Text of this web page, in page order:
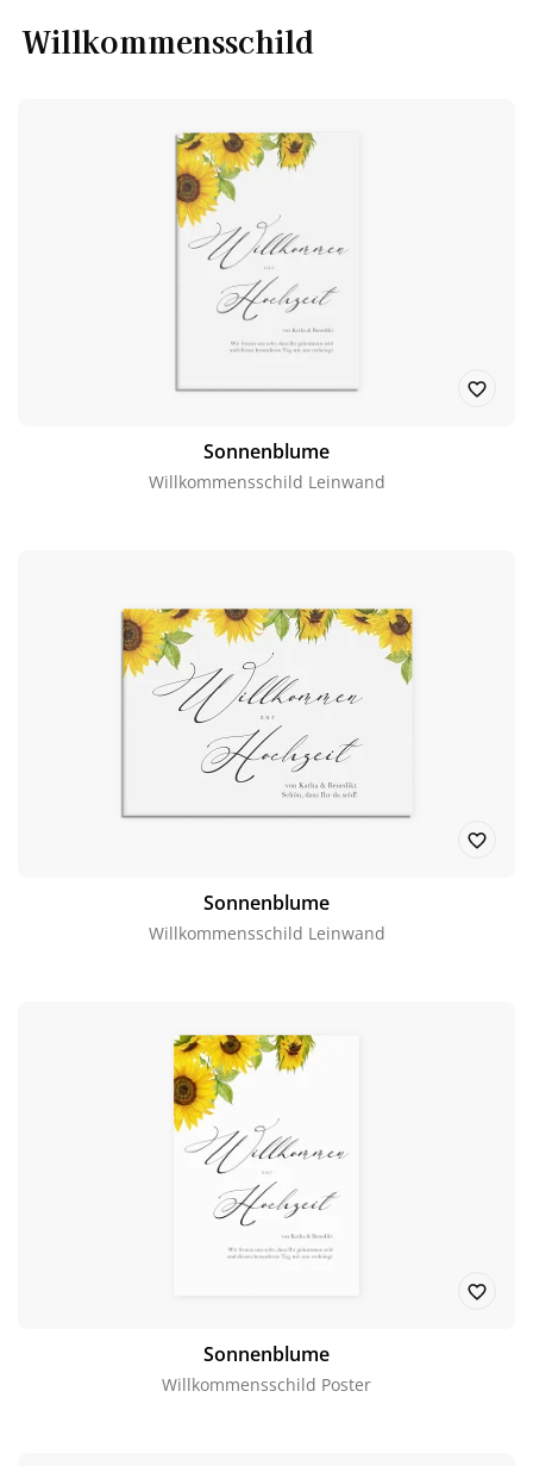
Willkommensschild
Sonnenblume
Willkommensschild Leinwand
Sonnenblume
Willkommensschild Leinwand
Sonnenblume
Willkommensschild Poster